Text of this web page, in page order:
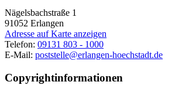
Nägelsbachstraße 1
91052 Erlangen
Adresse auf Karte anzeigen
Telefon: 09131 803 - 1000
E-Mail: poststelle@erlangen-hoechstadt.de
Copyrightinformationen